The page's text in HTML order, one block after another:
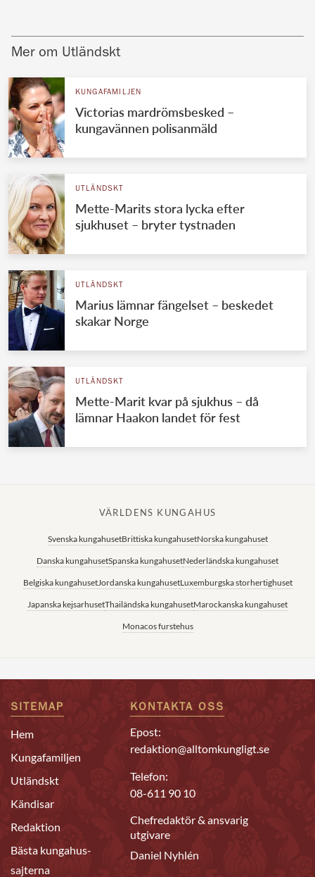
Mer om Utländskt
KUNGAFAMILJEN
Victorias mardrömsbesked –
kungavännen polisanmäld
UTLÄNDSKT
Mette-Marits stora lycka efter
sjukhuset – bryter tystnaden
UTLÄNDSKT
Marius lämnar fängelset – beskedet
skakar Norge
UTLÄNDSKT
Mette-Marit kvar på sjukhus – då
lämnar Haakon landet för fest
VÄRLDENS KUNGAHUS
Svenska kungahusetBrittiska kungahusetNorska kungahuset
Danska kungahusetSpanska kungahusetNederländska kungahuset
Belgiska kungahusetJordanska kungahusetLuxemburgska storhertighuset
Japanska kejsarhusetThailändska kungahusetMarockanska kungahuset
Monacos furstehus
SITEMAP
Hem
Kungafamiljen
Utländskt
Kändisar
Redaktion
Bästa kungahus-
sajterna
KONTAKTA OSS
Epost:
redaktion@alltomkungligt.se
Telefon:
08-611 90 10
Chefredaktör & ansvarig
utgivare
Daniel Nyhlén